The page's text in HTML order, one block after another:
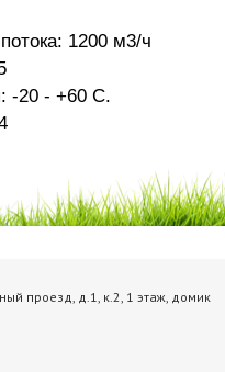
1200 м3/ч
-20 - +60 С.
проезд, д.1, к.2, 1 этаж, домик